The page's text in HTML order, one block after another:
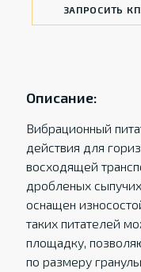
ЗАПРОСИТЬ КП
Описание:
Вибрационный
действия для
восходящей
дробленых
оснащен
таких питателей
площадку,
по размеру